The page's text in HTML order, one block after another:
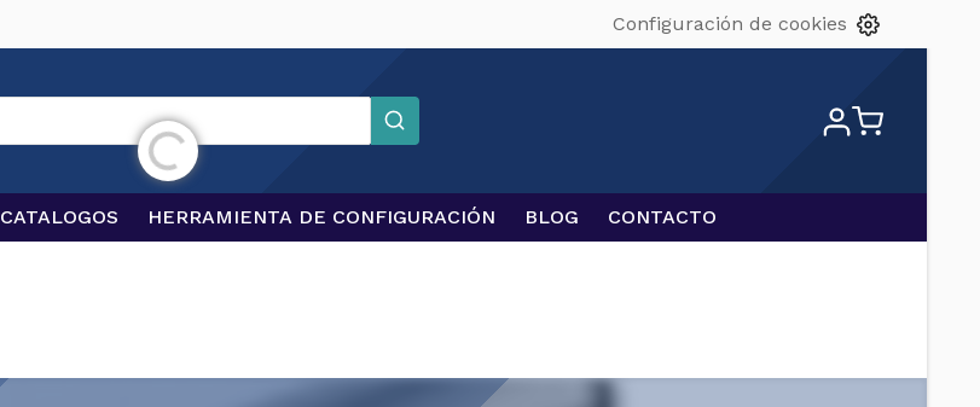
Configuración de cookies
CATALOGOS HERRAMIENTA DE CONFIGURACIÓN BLOG CONTACTO
Inicializando...